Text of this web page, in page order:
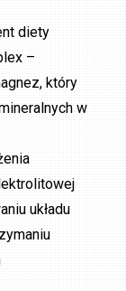
diety
–
który
w
układu